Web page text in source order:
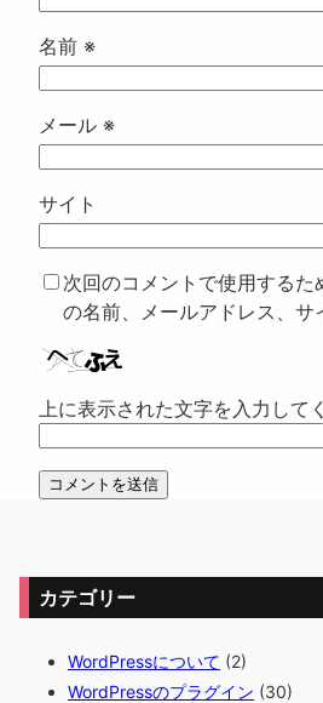
名前 ※
メール ※
サイト
次回のコメントで使用するた
の名前、メールアドレス、サ
上に表示された文字を入力して
カテゴリー
WordPressについて (2)
WordPressのプラグイン (30)